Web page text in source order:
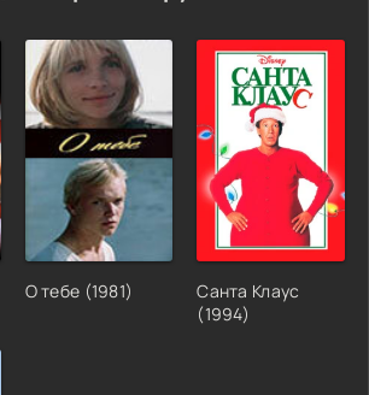
О тебе (1981)
Санта Клаус
(1994)